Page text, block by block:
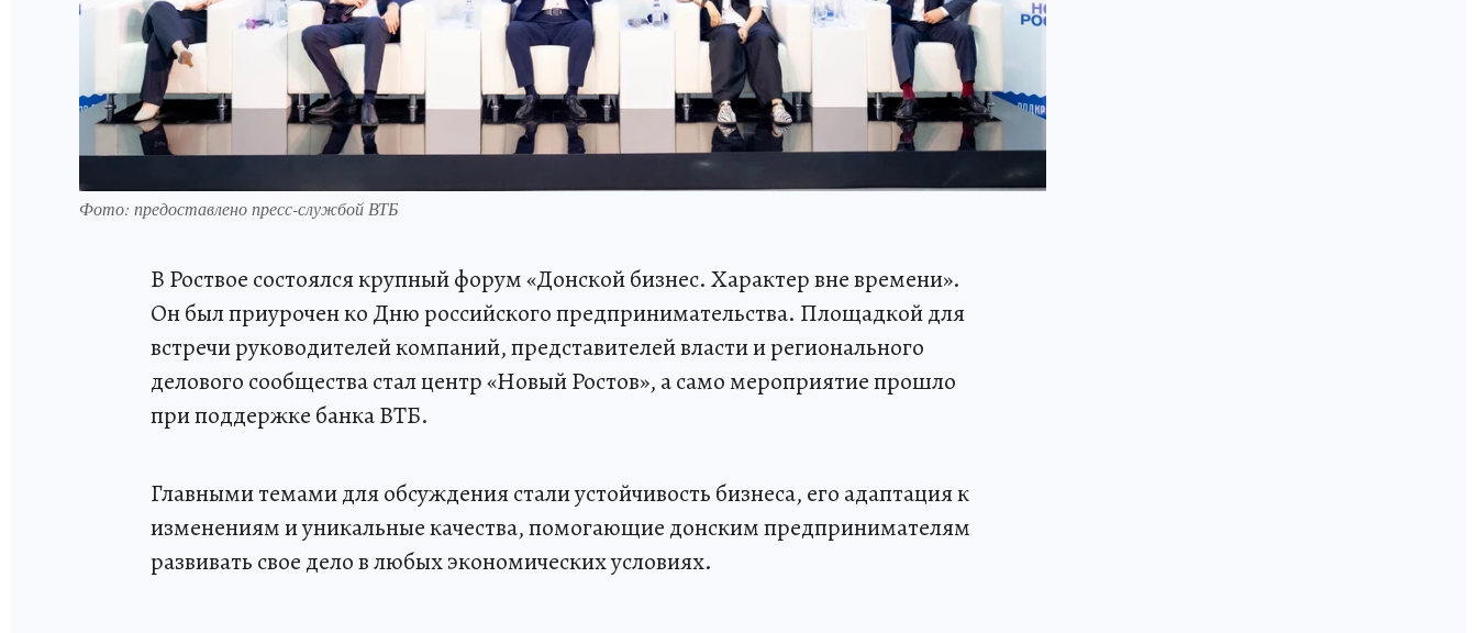
Фото: предоставлено пресс-службой ВТБ
В Роствое состоялся крупный форум «Донской бизнес. Характер вне времени».
Он был приурочен ко Дню российского предпринимательства. Площадкой для
встречи руководителей компаний, представителей власти и регионального
делового сообщества стал центр «Новый Ростов», а само мероприятие прошло
при поддержке банка ВТБ.
Главными темами для обсуждения стали устойчивость бизнеса, его адаптация к
изменениям и уникальные качества, помогающие донским предпринимателям
развивать свое дело в любых экономических условиях.